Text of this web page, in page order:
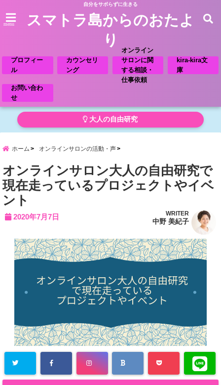
自分をサボらずに生きる
menu
スマトラ島からのおたよ
り
プロフィー
ル
カウンセリ
ング
オンライン
サロンに関
する相談・
仕事依頼
kira-kira文
庫
お問い合わ
せ
大人の自由研究
ホーム オンラインサロンの活動・声
オンラインサロン大人の自由研究で
現在走っているプロジェクトやイベ
ント
2020年7月7日 WRITER
中野 美紀子